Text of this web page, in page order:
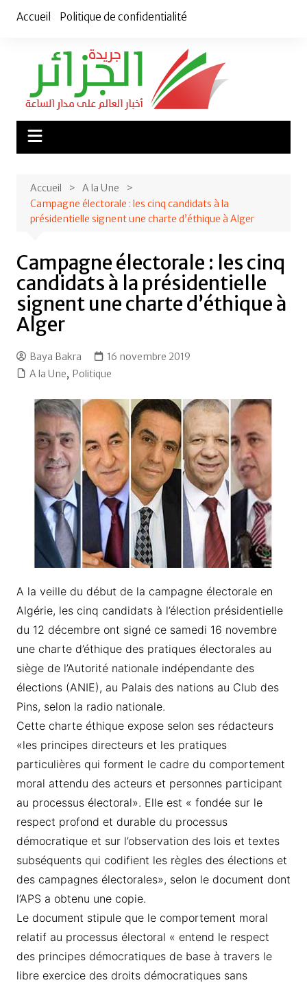
Accueil Politique de confidentialité
Accueil
A la Une
Campagne électorale : les cinq candidats à la
présidentielle signent une charte d’éthique à Alger
Campagne électorale : les cinq
candidats à la présidentielle
signent une charte d’éthique à
Alger
Baya Bakra
16 novembre 2019
A la Une, Politique
A la veille du début de la campagne électorale en
Algérie, les cinq candidats à l’élection présidentielle
du 12 décembre ont signé ce samedi 16 novembre
une charte d’éthique des pratiques électorales au
siège de l’Autorité nationale indépendante des
élections (ANIE), au Palais des nations au Club des
Pins, selon la radio nationale.
Cette charte éthique expose selon ses rédacteurs
«les principes directeurs et les pratiques
particulières qui forment le cadre du comportement
moral attendu des acteurs et personnes participant
au processus électoral». Elle est « fondée sur le
respect profond et durable du processus
démocratique et sur l’observation des lois et textes
subséquents qui codifient les règles des élections et
des campagnes électorales», selon le document dont
l’APS a obtenu une copie.
Le document stipule que le comportement moral
relatif au processus électoral « entend le respect
des principes démocratiques de base à travers le
libre exercice des droits démocratiques sans